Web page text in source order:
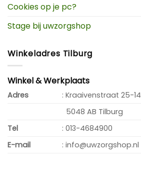
Cookies op je pc?
Stage bij uwzorgshop
Winkeladres Tilburg
Winkel & Werkplaats
Adres
: Kraaivenstraat 25-14
5048 AB Tilburg
Tel
: 013-4684900
E-mail
: info@uwzorgshop.nl